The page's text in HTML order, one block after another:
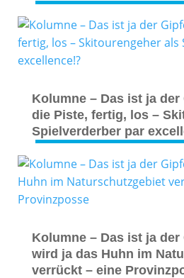
Kolumne – Das ist ja der
die Piste, fertig, los –
Spielverderber par
Kolumne – Das ist ja der
wird ja das Huhn im
verrückt – eine